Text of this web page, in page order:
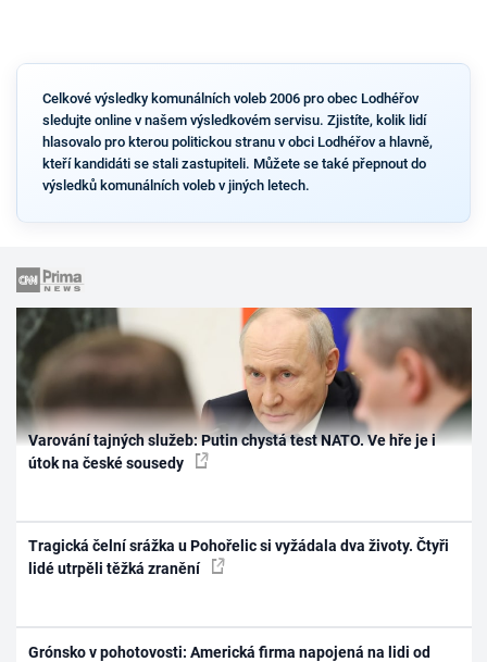
Celkové výsledky komunálních voleb 2006 pro obec Lodhéřov
sledujte online v našem výsledkovém servisu. Zjistíte, kolik lidí
hlasovalo pro kterou politickou stranu v obci Lodhéřov a hlavně,
kteří kandidáti se stali zastupiteli. Můžete se také přepnout do
výsledků komunálních voleb v jiných letech.
Varování tajných služeb: Putin chystá test NATO. Ve hře je i
útok na české sousedy
Tragická čelní srážka u Pohořelic si vyžádala dva životy. Čtyři
lidé utrpěli těžká zranění
Grónsko v pohotovosti: Americká firma napojená na lidi od